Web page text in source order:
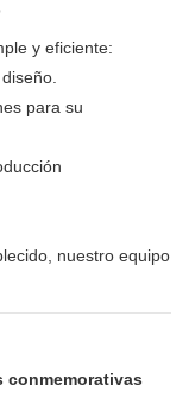
y eficiente:
para su
nuestro equipo
conmemorativas